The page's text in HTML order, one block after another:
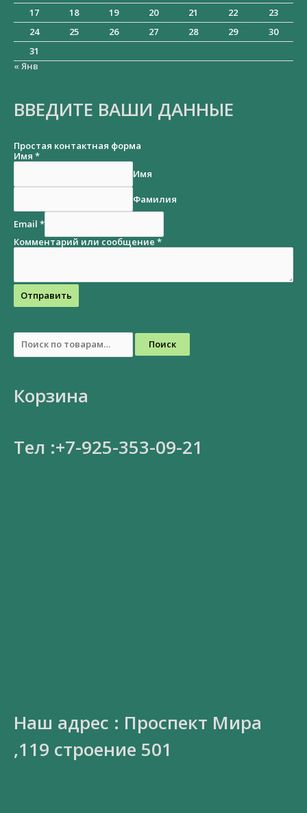
17
18 19 20 21 22
23
24
25 26 27 28 29
30
31
« Янв
ВВЕДИТЕ ВАШИ ДАННЫЕ
Простая контактная форма
Имя *
Имя
Фамилия
Email *
Комментарий или сообщение *
Отправить
Поиск
Корзина
Тел :+7-925-353-09-21
Наш адрес : Проспект Мира
,119 строение 501